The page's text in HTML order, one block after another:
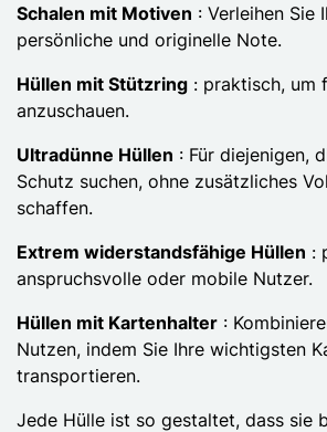
Schalen mit Motiven : Verleihen Sie
persönliche und originelle Note.
Hüllen mit Stützring : praktisch, um
anzuschauen.
Ultradünne Hüllen : Für diejenigen,
Schutz suchen, ohne zusätzliches
schaffen.
Extrem widerstandsfähige Hüllen :
anspruchsvolle oder mobile Nutzer.
Hüllen mit Kartenhalter :
Nutzen, indem Sie Ihre wichtigsten
transportieren.
Jede Hülle ist so gestaltet, dass sie